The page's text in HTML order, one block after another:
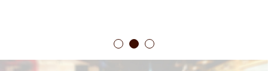
1 2 3